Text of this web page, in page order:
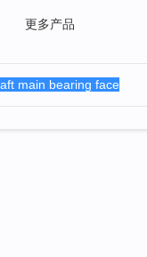
更多产品